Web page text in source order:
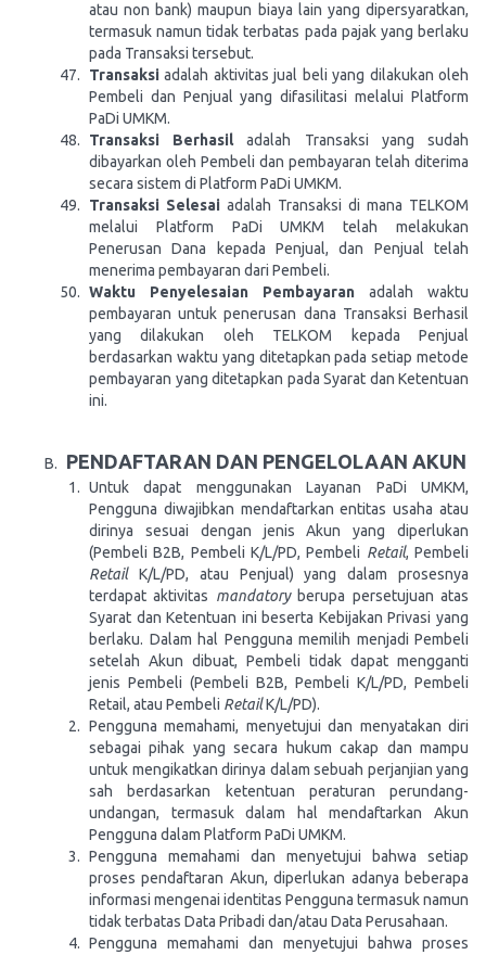
atau non bank) maupun biaya lain yang dipersyaratkan,
termasuk namun tidak terbatas pada pajak yang berlaku
pada Transaksi tersebut.
Transaksi adalah aktivitas jual beli yang dilakukan oleh
Pembeli dan Penjual yang difasilitasi melalui Platform
PaDi UMKM.
Transaksi Berhasiladalah Transaksi yang sudah
dibayarkan oleh Pembeli dan pembayaran telah diterima
secara sistem di Platform PaDi UMKM.
Transaksi Selesai adalah Transaksi di mana TELKOM
melalui Platform PaDi UMKM telah melakukan
Penerusan Dana kepada Penjual, dan Penjual telah
menerima pembayaran dari Pembeli.
Waktu Penyelesaian Pembayaran adalah waktu
pembayaran untuk penerusan dana Transaksi Berhasil
yang dilakukan oleh TELKOM kepada Penjual
berdasarkan waktu yang ditetapkan pada setiap metode
pembayaran yang ditetapkan pada Syarat dan Ketentuan
ini.
PENDAFTARAN DAN PENGELOLAAN AKUN
Untuk dapat menggunakan Layanan PaDi UMKM,
Pengguna diwajibkan mendaftarkan entitas usaha atau
dirinya sesuai dengan jenis Akun yang diperlukan
(Pembeli B2B, Pembeli K/L/PD, Pembeli Retail, Pembeli
RetailK/L/PD, atau Penjual) yang dalam prosesnya
terdapat aktivitas mandatory berupa persetujuan atas
Syarat dan Ketentuan ini beserta Kebijakan Privasi yang
berlaku. Dalam hal Pengguna memilih menjadi Pembeli
setelah Akun dibuat, Pembeli tidak dapat mengganti
jenis Pembeli (Pembeli B2B, Pembeli K/L/PD, Pembeli
Retail, atau Pembeli RetailK/L/PD).
Pengguna memahami, menyetujui dan menyatakan diri
sebagai pihak yang secara hukum cakap dan mampu
untuk mengikatkan dirinya dalam sebuah perjanjian yang
sah berdasarkan ketentuan peraturan perundang-
undangan, termasuk dalam hal mendaftarkan Akun
Pengguna dalam Platform PaDi UMKM.
Pengguna memahami dan menyetujui bahwa setiap
proses pendaftaran Akun, diperlukan adanya beberapa
informasi mengenai identitas Pengguna termasuk namun
tidak terbatas Data Pribadi dan/atau Data Perusahaan.
Pengguna memahami dan menyetujui bahwa proses